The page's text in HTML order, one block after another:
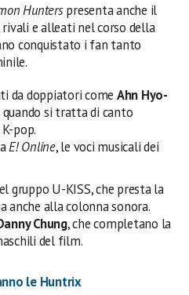
Hunterspresenta anche il
rivali e alleati nel corso della
conquistato i fan tanto
da doppiatori come Ahn Hyo-
quando si tratta di canto
pop.
E! Online, le voci musicali dei
gruppo U-KISS, che presta la
anche alla colonna sonora.
Chung, che completano la
del film.
le Huntrix